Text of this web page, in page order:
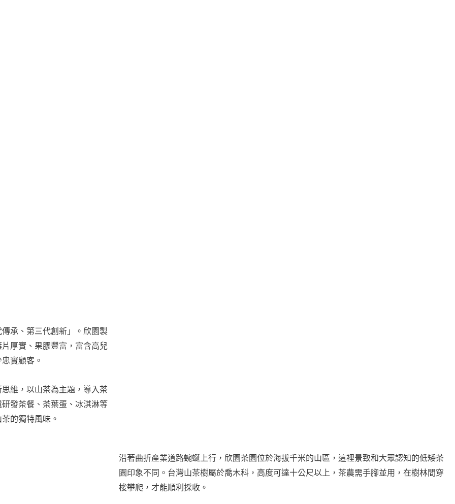
承、第三代創新」。欣園製
厚實、果膠豐富，富含高兒
實顧客。
維，以山茶為主題，導入茶
發茶餐、茶葉蛋、冰淇淋等
的獨特風味。
沿著曲折產業道路蜿蜒上行，欣園茶園位於海拔千米的山區，這裡景致和大眾認知的低矮茶
園印象不同。台灣山茶樹屬於喬木科，高度可達十公尺以上，茶農需手腳並用，在樹林間穿
梭攀爬，才能順利採收。